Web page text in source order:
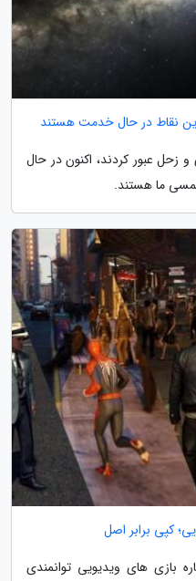
دهه 1970 از مشتری و زحل عبور کردند، اکنون در حال
ما هستند.
بازی های ویدیویی توانمندی